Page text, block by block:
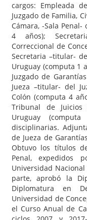
cargos: Empleada
Juzgado de Familia,
Cámara, -Sala
4 años);
Correccional de
Secretaria –titular-
Uruguay (computa 1
Juzgado de
Jueza –titular- del
Colón (computa 4
Tribunal de
Uruguay
disciplinarias.
de Jueza de
Obtuvo los títulos
Penal, expedidos
Universidad
parte, aprobó la
Diplomatura en
Universidad de
el Curso Anual de